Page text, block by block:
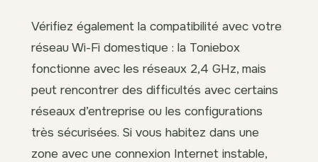
Vérifiez également la compatibilité avec votre
réseau Wi-Fi domestique : la Toniebox
fonctionne avec les réseaux 2,4 GHz, mais
peut rencontrer des difficultés avec certains
réseaux d’entreprise ou les configurations
très sécurisées. Si vous habitez dans une
zone avec une connexion Internet instable,